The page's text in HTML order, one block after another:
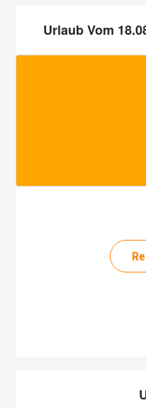
Urlaub Vom